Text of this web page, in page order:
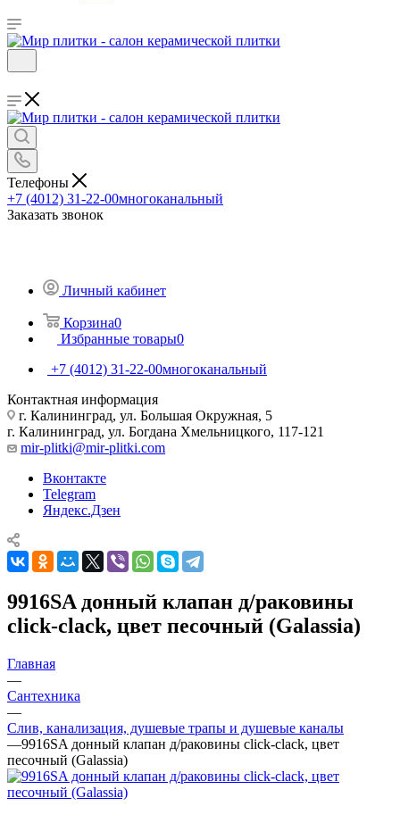
Телефоны
+7 (4012) 31-22-00многоканальный
Заказать звонок
Личный кабинет
Корзина0
Избранные товары0
+7 (4012) 31-22-00многоканальный
Контактная информация
г. Калининград, ул. Большая Окружная, 5
г. Калининград, ул. Богдана Хмельницкого, 117-121
mir-plitki@mir-plitki.com
Вконтакте
Telegram
Яндекс.Дзен
9916SA донный клапан д/раковины
click-clack, цвет песочный (Galassia)
Главная
—
Сантехника
—
Слив, канализация, душевые трапы и душевые каналы
—9916SA донный клапан д/раковины click-clack, цвет
песочный (Galassia)